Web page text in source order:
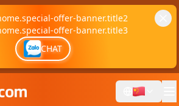
offer-banner.title2
offer-banner.title3
CHAT